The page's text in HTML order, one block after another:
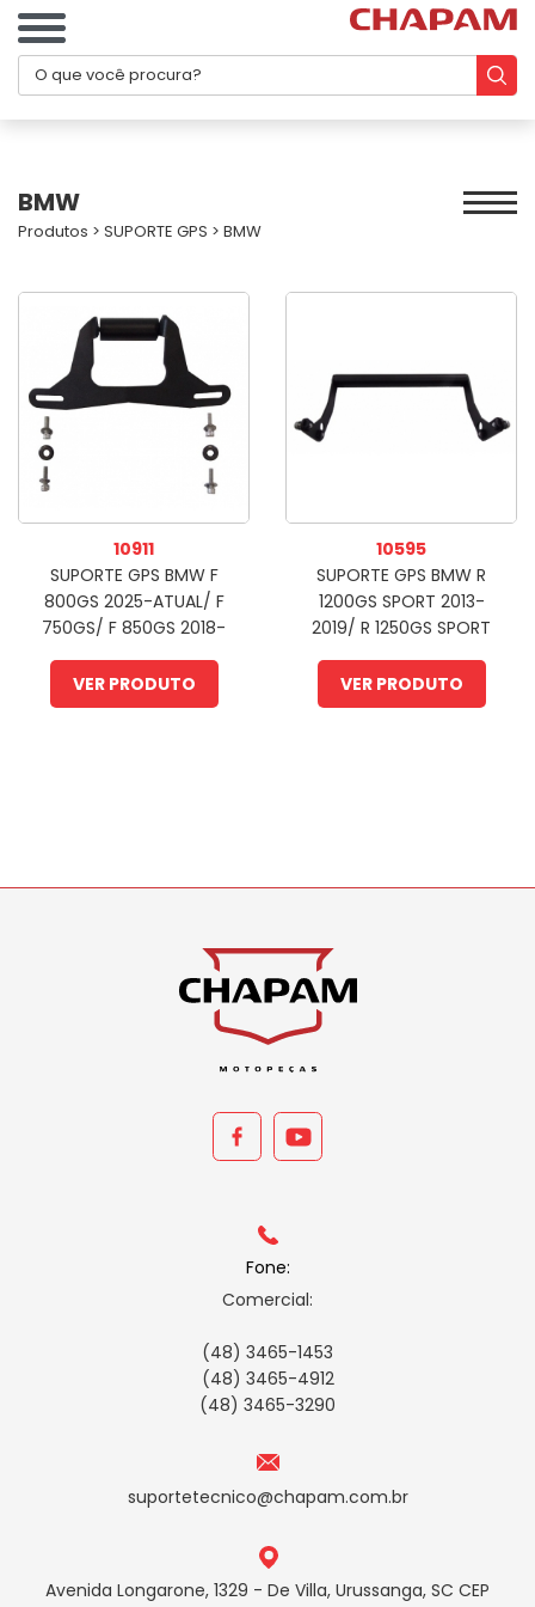
BMW
Produtos > SUPORTE GPS > BMW
10911
SUPORTE GPS BMW F
800GS 2025-ATUAL/ F
750GS/ F 850GS 2018-
2024 (PFM)
VER PRODUTO
10595
SUPORTE GPS BMW R
1200GS SPORT 2013-
2019/ R 1250GS SPORT
2020-2024 (PFM)
VER PRODUTO
Fone:
Comercial:
(48) 3465-1453
(48) 3465-4912
(48) 3465-3290
suportetecnico@chapam.com.br
Avenida Longarone, 1329 - De Villa, Urussanga, SC CEP